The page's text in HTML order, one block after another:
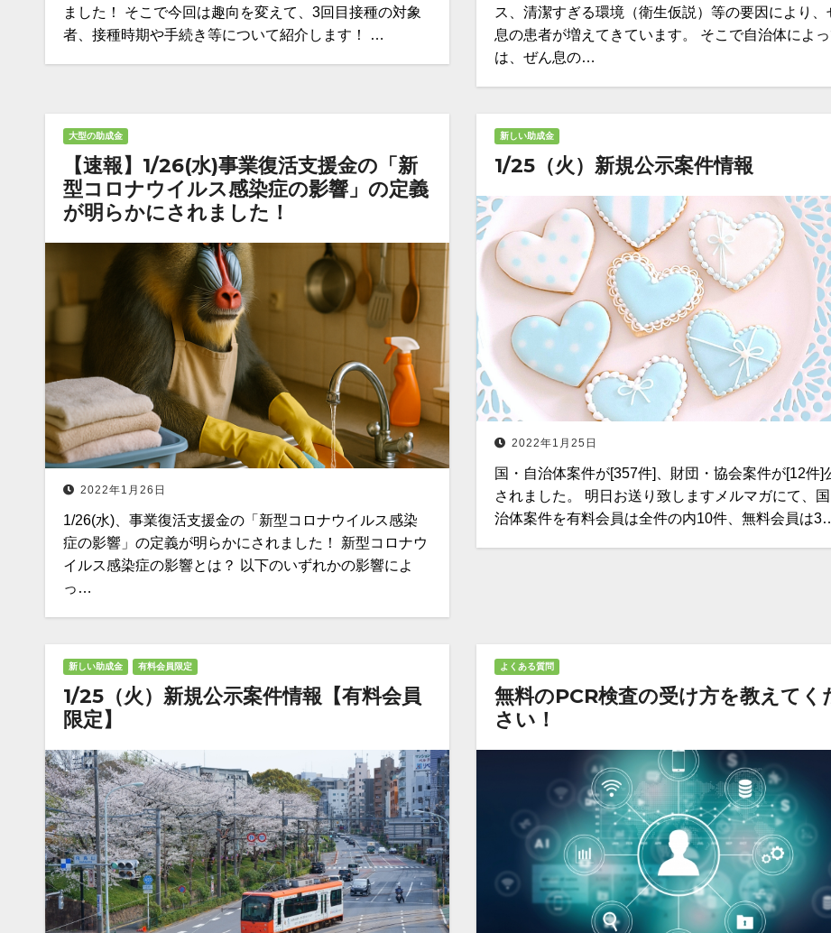
ました！ そこで今回は趣向を変えて、3回目接種の対象
者、接種時期や手続き等について紹介します！ …
ス、清潔すぎる環境（衛生仮説）等の要因により、
息の患者が増えてきています。 そこで自治体によっ
は、ぜん息の…
大型の助成金
【速報】1/26(水)事業復活支援金の「新
型コロナウイルス感染症の影響」の定義
が明らかにされました！
2022年1月26日
1/26(水)、事業復活支援金の「新型コロナウイルス感染
症の影響」の定義が明らかにされました！ 新型コロナウ
イルス感染症の影響とは？ 以下のいずれかの影響によ
っ…
新しい助成金
1/25（火）新規公示案件情報
2022年1月25日
国・自治体案件が[357件]、財団・協会案件が[12件]
されました。 明日お送り致しますメルマガにて、
治体案件を有料会員は全件の内10件、無料会員は
新しい助成金 有料会員限定
1/25（火）新規公示案件情報【有料会員
限定】
よくある質問
無料のPCR検査の受け方を教えてく
さい！